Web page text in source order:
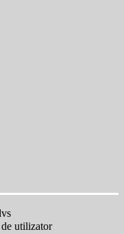
utilizator